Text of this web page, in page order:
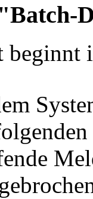
beginnt